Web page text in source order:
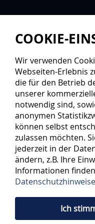
COOKIE-
Wir verwenden
Webseiten-Erlebnis
die für den Betrieb
unserer
notwendig sind,
anonymen
können selbst
zulassen möchten.
jederzeit in der
ändern, z.B. Ihre
Informationen
Ich